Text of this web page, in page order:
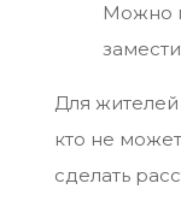
Можно
Для жителей
кто не
сделать